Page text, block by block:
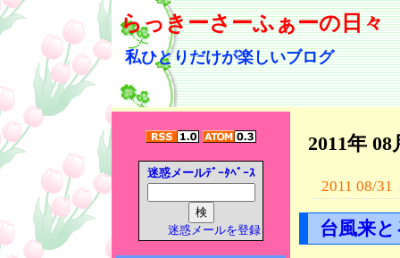
らっきーさーふぁーの日々
私ひとりだけが楽しいブログ
迷惑メールﾃﾞｰﾀﾍﾞｰｽ
迷惑メールを登録
2011年
2011 08/31
台風来